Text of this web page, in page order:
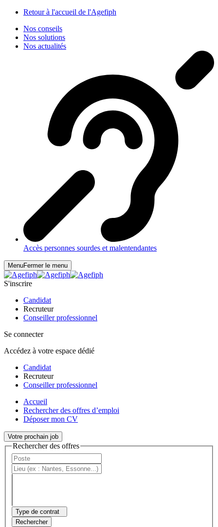
Retour à l'accueil de l'Agefiph
Nos conseils
Nos solutions
Nos actualités
Accès personnes sourdes et malentendantes
MenuFermer le menu
S'inscrire
Candidat
Recruteur
Conseiller professionnel
Se connecter
Accédez à votre espace dédié
Candidat
Recruteur
Conseiller professionnel
Accueil
Rechercher des offres d’emploi
Déposer mon CV
Votre prochain job
Rechercher des offres
Type de contrat
Rechercher